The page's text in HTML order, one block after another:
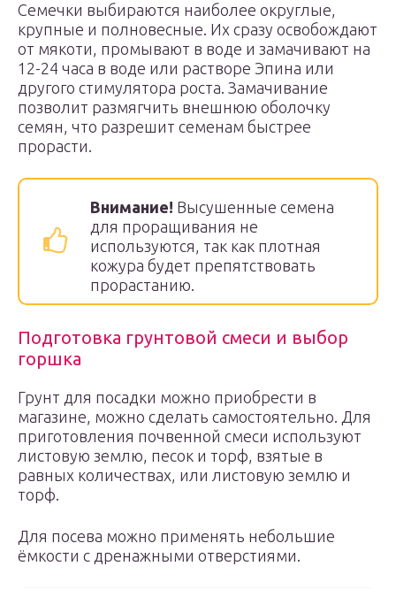
Семечки выбираются наиболее округлые,
крупные и полновесные. Их сразу освобождают
от мякоти, промывают в воде и замачивают на
12-24 часа в воде или растворе Эпина или
другого стимулятора роста. Замачивание
позволит размягчить внешнюю оболочку
семян, что разрешит семенам быстрее
прорасти.
Внимание! Высушенные семена
для проращивания не
используются, так как плотная
кожура будет препятствовать
прорастанию.
Подготовка грунтовой смеси и выбор
горшка
Грунт для посадки можно приобрести в
магазине, можно сделать самостоятельно. Для
приготовления почвенной смеси используют
листовую землю, песок и торф, взятые в
равных количествах, или листовую землю и
торф.
Для посева можно применять небольшие
ёмкости с дренажными отверстиями.